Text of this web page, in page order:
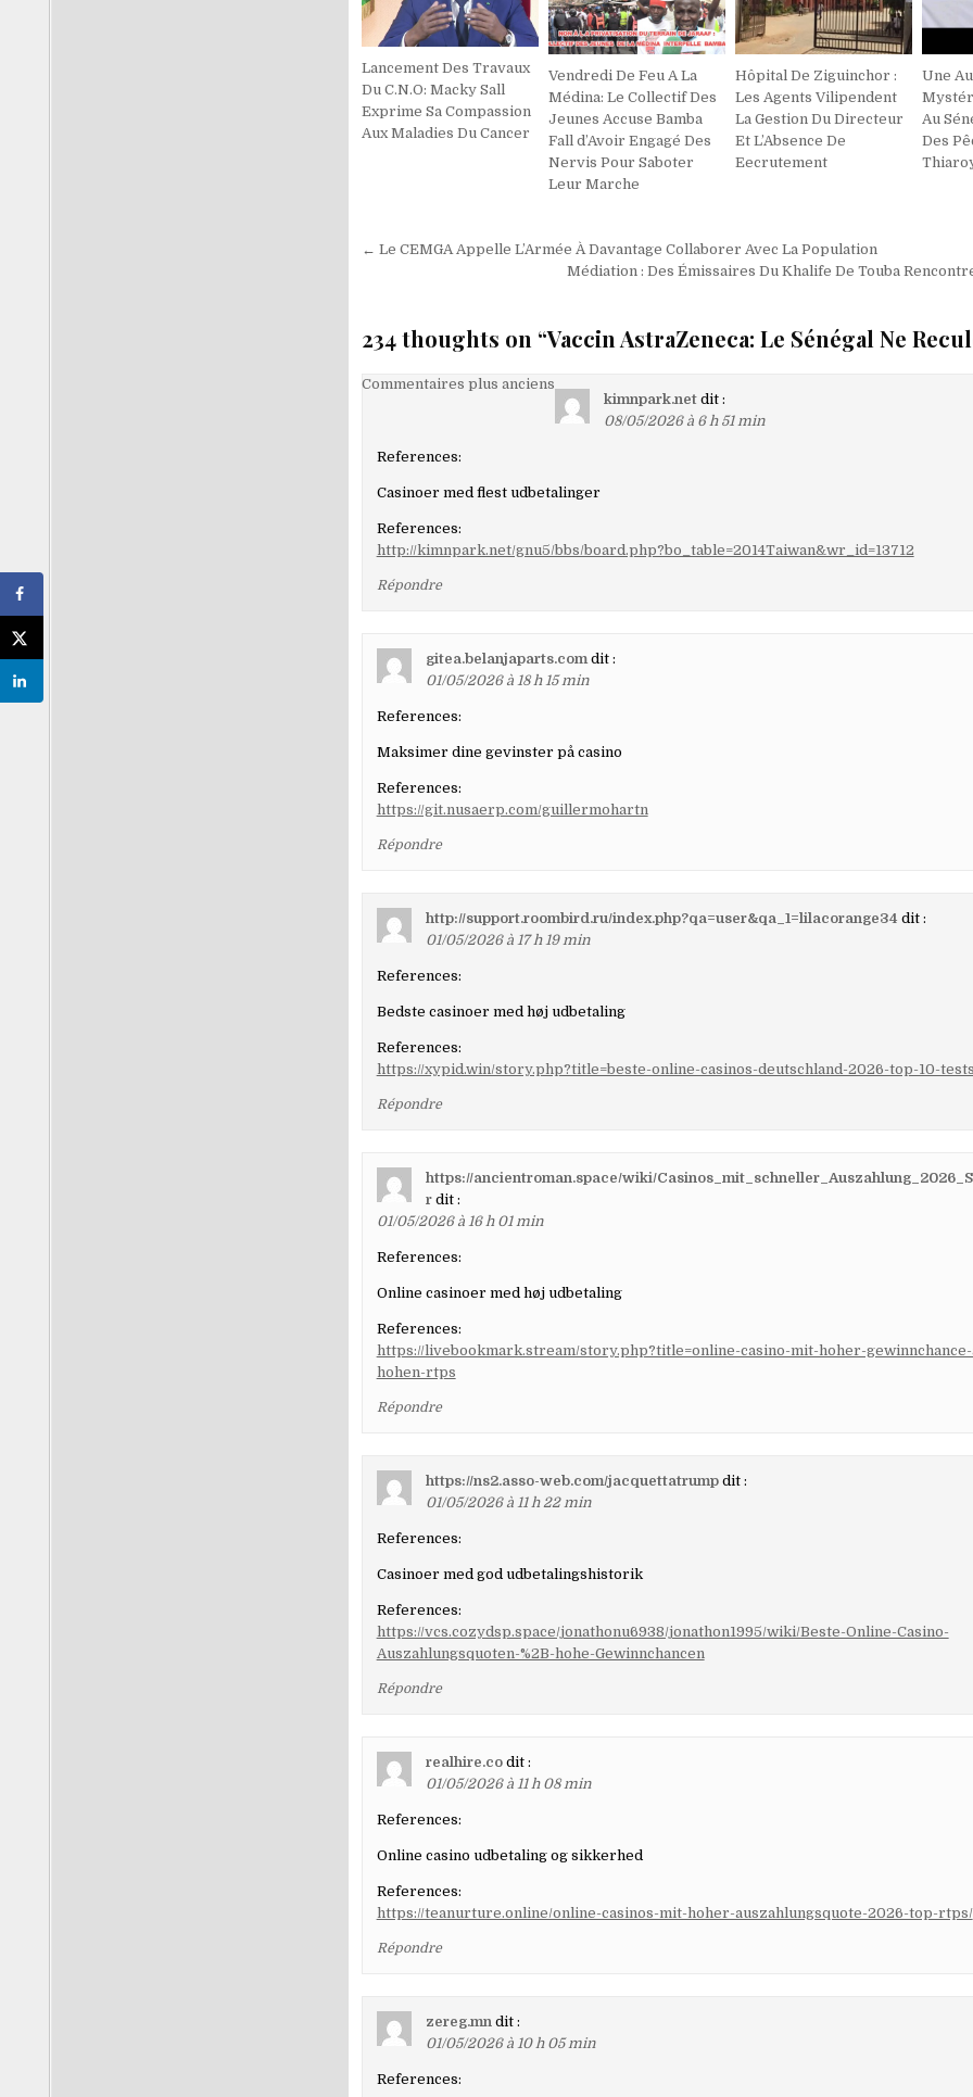
Lancement Des Travaux
Du C.N.O: Macky Sall
Exprime Sa Compassion
Aux Maladies Du Cancer
Vendredi De Feu A La
Médina: Le Collectif Des
Jeunes Accuse Bamba
Fall d’Avoir Engagé Des
Nervis Pour Saboter
Leur Marche
Hôpital De Ziguinchor :
Les Agents Vilipendent
La Gestion Du Directeur
Et L’Absence De
Eecrutement
Une
Au
Des
Navigation
← Le CEMGA Appelle L’Armée À Davantage Collaborer Avec La Population
Médiation : Des Émissaires Du Khalife De Touba
234 thoughts on “Vaccin AstraZeneca: Le Sénégal Ne
Navigation
les
commentaires
Commentaires plus anciens
kimnpark.net dit :
08/05/2026 à 6 h 51 min
References:
Casinoer med flest udbetalinger
References:
http://kimnpark.net/gnu5/bbs/board.php?bo_table=2014Taiwan&wr_id=13712
Répondre
gitea.belanjaparts.com dit :
01/05/2026 à 18 h 15 min
References:
Maksimer dine gevinster på casino
References:
https://git.nusaerp.com/guillermohartn
Répondre
http://support.roombird.ru/index.php?qa=user&qa_1=lilacorange34 dit :
01/05/2026 à 17 h 19 min
References:
Bedste casinoer med høj udbetaling
References:
https://xypid.win/story.php?title=beste-online-casinos-deutschland-2026-top-10-
Répondre
https://ancientroman.space/wiki/
r dit :
01/05/2026 à 16 h 01 min
References:
Online casinoer med høj udbetaling
References:
https://livebookmark.stream/story.php?title=online-casino-mit-hoher-
hohen-rtps
Répondre
https://ns2.asso-web.com/jacquettatrump dit :
01/05/2026 à 11 h 22 min
References:
Casinoer med god udbetalingshistorik
References:
https://vcs.cozydsp.space/jonathonu6938/jonathon1995/wiki/Beste-Online-Casino-
Auszahlungsquoten-%2B-hohe-Gewinnchancen
Répondre
realhire.co dit :
01/05/2026 à 11 h 08 min
References:
Online casino udbetaling og sikkerhed
References:
https://teanurture.online/online-casinos-mit-hoher-auszahlungsquote-2026-top-rtps/
Répondre
zereg.mn dit :
01/05/2026 à 10 h 05 min
References: